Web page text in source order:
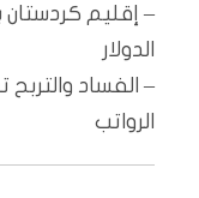
– إقليم
الدولار
– الفساد
الرواتب